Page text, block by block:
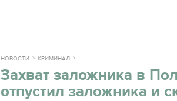
НОВОСТИ КРИМИНАЛ
Захват заложника в
отпустил заложника и